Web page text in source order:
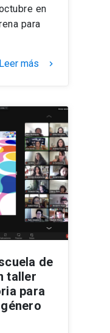
en
para
Leer más keyboard_arrow_right
de
taller
para